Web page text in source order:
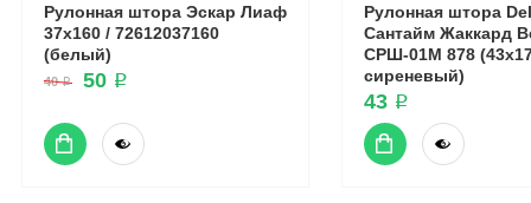
Рулонная штора Эскар Лиаф
37x160 / 72612037160
(белый)
40 ₽ 50 ₽
Рулонная штора
Сантайм Жаккард
СРШ-01М 878
сиреневый)
43 ₽